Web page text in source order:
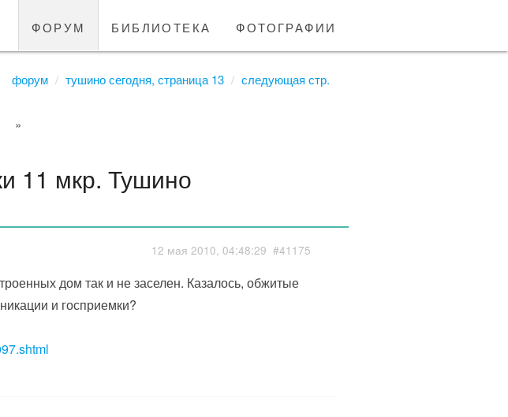
форум библиотека фотографии
форум тушино сегодня, страница 13 следующая стр.
»
11 мкр. Тушино
12 мая 2010, 04:48:29 #41175
дом так и не заселен. Казалось, обжитые
и госприемки?